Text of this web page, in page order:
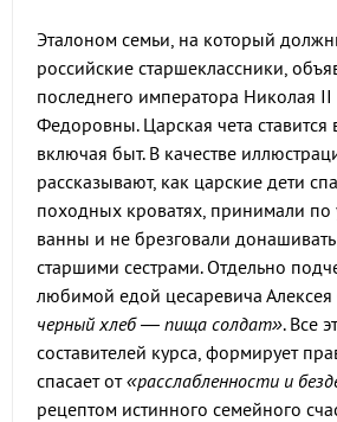
Эталоном семьи, на который
российские старшеклассники,
последнего императора Николая
Федоровны. Царская чета
включая быт. В качестве
рассказывают, как царские дети
походных кроватях, принимали
ванны и не брезговали
старшими сестрами. Отдельно
любимой едой цесаревича
черный хлеб — пища солдат». Все
составителей курса, формирует
спасает от«расслабленности и
рецептом истинного семейного